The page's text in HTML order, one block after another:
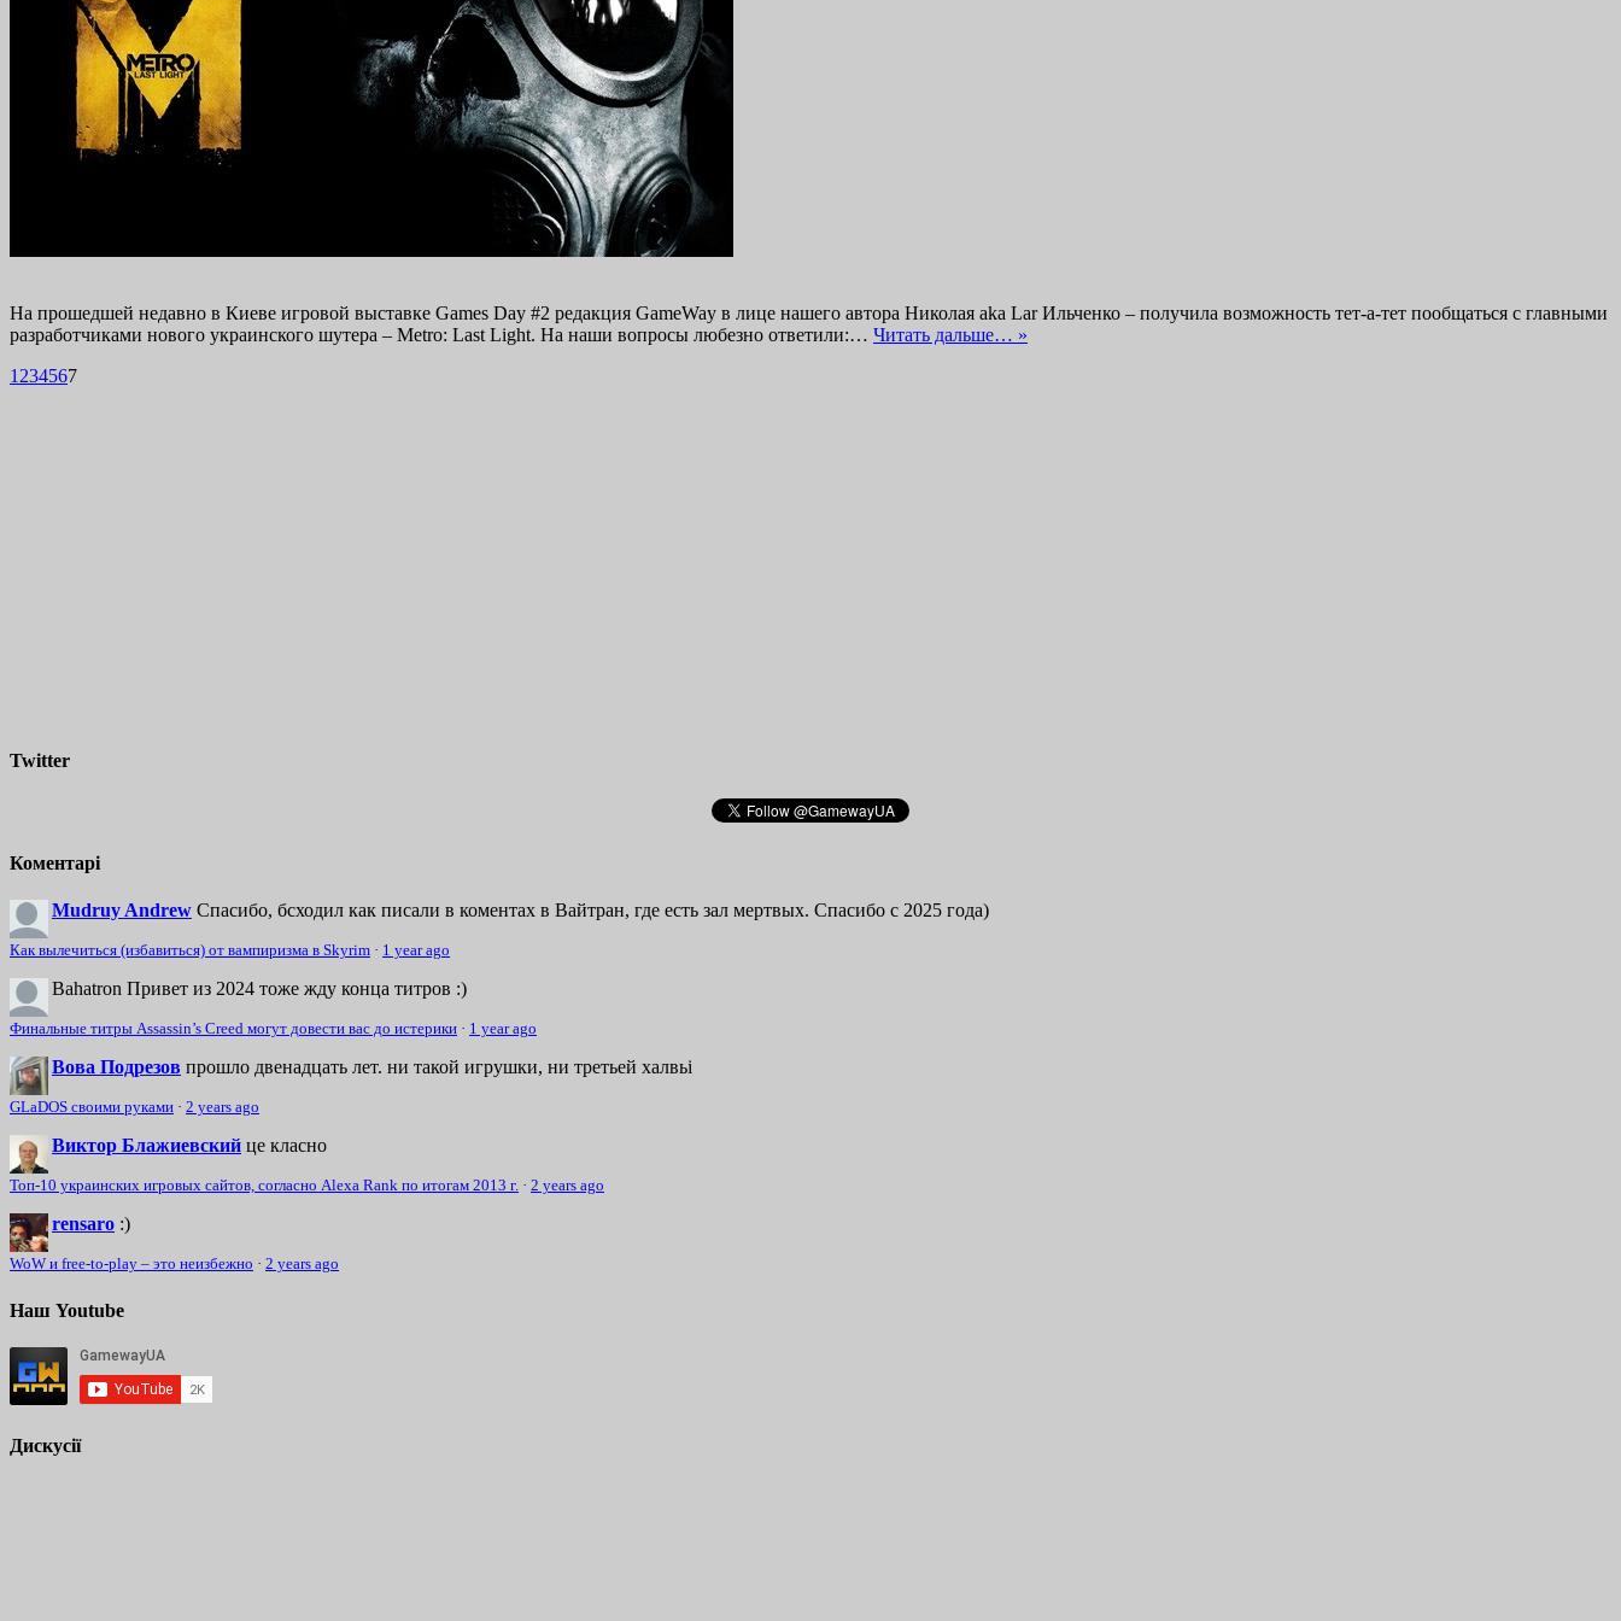
На прошедшей недавно в Киеве игровой выставке Games Day #2 редакция GameWay в лице нашего автора Николая aka Lar Ильченко – получила возможность тет-а-тет пообщаться с главными
разработчиками нового украинского шутера – Metro: Last Light. На наши вопросы любезно ответили:… Читать дальше… »
1 234567
Twitter
Коментарі
Mudruy Andrew Спасибо, бсходил как писали в коментах в Вайтран, где есть зал мертвых. Спасибо с 2025 года)
Как вылечиться (избавиться) от вампиризма в Skyrim · 1 year ago
Bahatron Привет из 2024 тоже жду конца титров :)
Финальные титры Assassin’s Creed могут довести вас до истерики · 1 year ago
Вова Подрезов прошло двенадцать лет. ни такой игрушки, ни третьей халвьі
GLaDOS своими руками · 2 years ago
Виктор Блажиевский це класно
Топ-10 украинских игровых сайтов, согласно Alexa Rank по итогам 2013 г. · 2 years ago
rensaro :)
WoW и free-to-play – это неизбежно · 2 years ago
Наш Youtube
Дискусії